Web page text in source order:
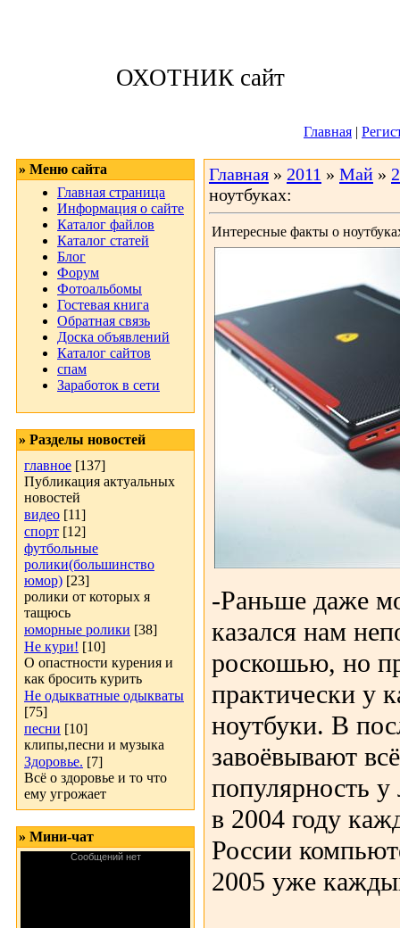
ОХОТНИК сайт
Главная |
» Меню сайта
Главная страница
Информация о сайте
Каталог файлов
Каталог статей
Блог
Форум
Фотоальбомы
Гостевая книга
Обратная связь
Доска объявлений
Каталог сайтов
спам
Заработок в сети
» Разделы новостей
главное [137]
Публикация актуальных
новостей
видео [11]
спорт [12]
футбольные
ролики(большинство
юмор) [23]
ролики от которых я
тащюсь
юморные ролики [38]
Не кури! [10]
О опастности курения и
как бросить курить
Не одыкватные одыкваты
[75]
песни [10]
клипы,песни и музыка
Здоровье. [7]
Всё о здоровье и то что
ему угрожает
» Мини-чат
Главная » 2011 » Май »
ноутбуках:
Интересные факты о
-Раньше даже
казался нам
роскошью, но
практически у
ноутбуки. В
завоёвывают
популярность
в 2004 году
России
2005 уже